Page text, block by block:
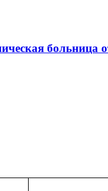
больница